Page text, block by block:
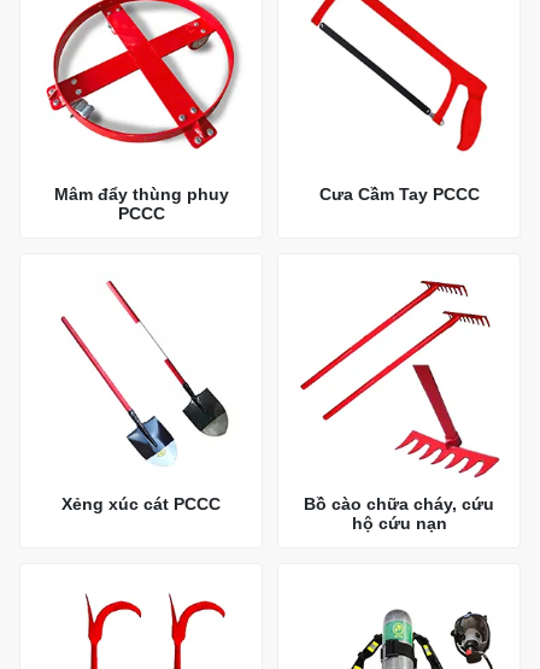
Mâm đẩy thùng phuy
PCCC
Cưa Cầm Tay PCCC
Xẻng xúc cát PCCC
Bồ cào chữa cháy, cứu
hộ cứu nạn